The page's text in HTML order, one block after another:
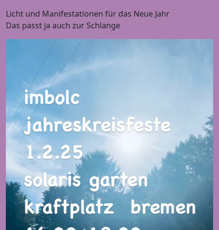
Licht und Manifestationen für das Neue Jahr
Das passt ja auch zur Schlange